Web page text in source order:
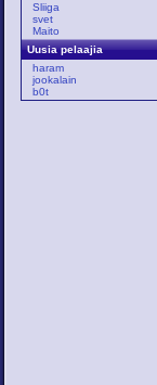
Sliiga
svet
Maito
Uusia pelaajia
haram
jookalain
b0t